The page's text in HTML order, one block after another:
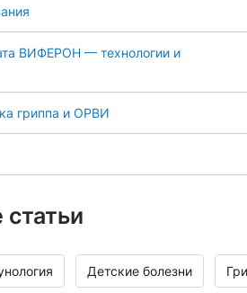
ВИФЕРОН — технологии и
гриппа и ОРВИ
Детские болезни